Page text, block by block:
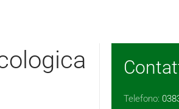
Telefono: